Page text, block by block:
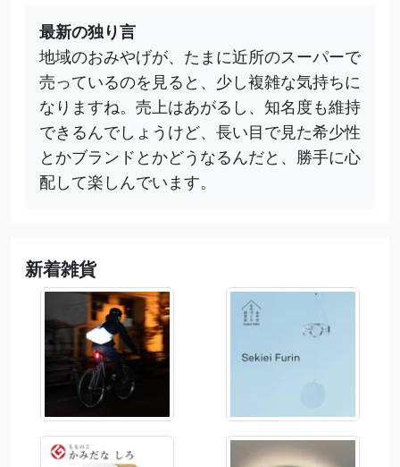
最新の独り言
地域のおみやげが、たまに近所のスーパーで
売っているのを見ると、少し複雑な気持ちに
なりますね。売上はあがるし、知名度も維持
できるんでしょうけど、長い目で見た希少性
とかブランドとかどうなるんだと、勝手に心
配して楽しんでいます。
新着雑貨